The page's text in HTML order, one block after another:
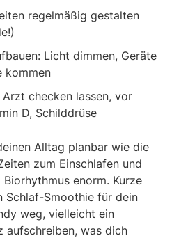
regelmäßig gestalten
Licht dimmen, Geräte
kommen
checken lassen, vor
D, Schilddrüse
Alltag planbar wie die
zum Einschlafen und
enorm. Kurze
Schlaf-Smoothie für dein
weg, vielleicht ein
aufschreiben, was dich